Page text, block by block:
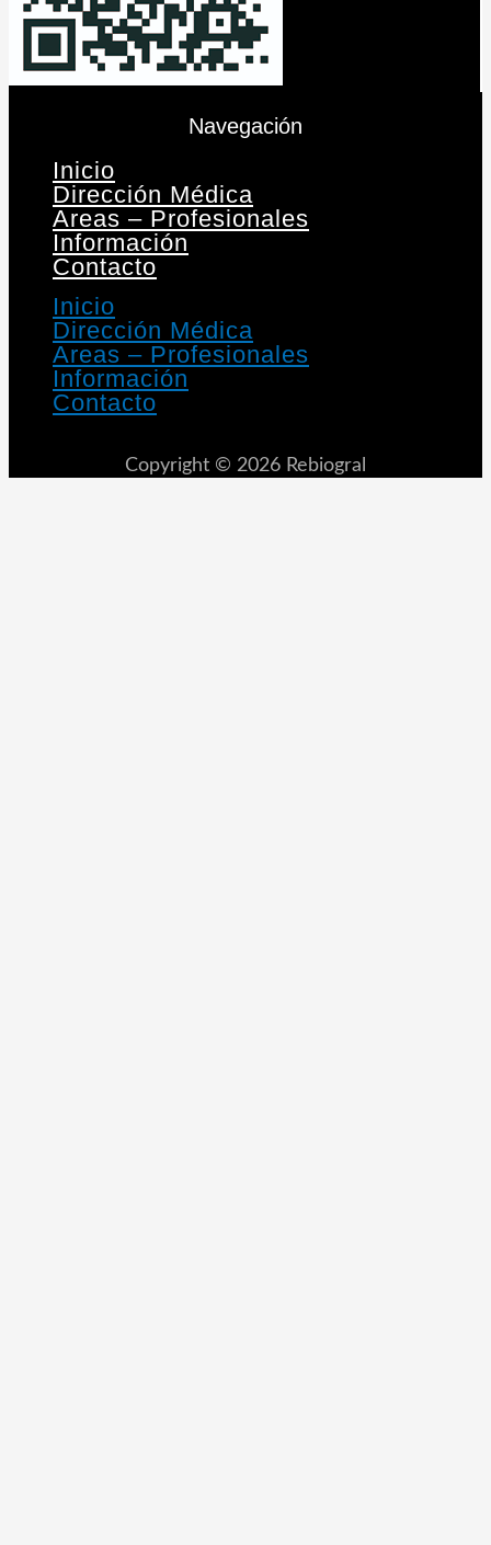
Navegación
Inicio
Dirección Médica
Areas – Profesionales
Información
Contacto
Inicio
Dirección Médica
Areas – Profesionales
Información
Contacto
Copyright © 2026 Rebiogral